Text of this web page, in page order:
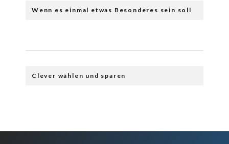
Wenn es einmal etwas Besonderes sein soll
Clever wählen und sparen